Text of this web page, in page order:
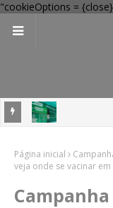
"cookieOptions =
compras
Página inicial
veja onde se vacinar em